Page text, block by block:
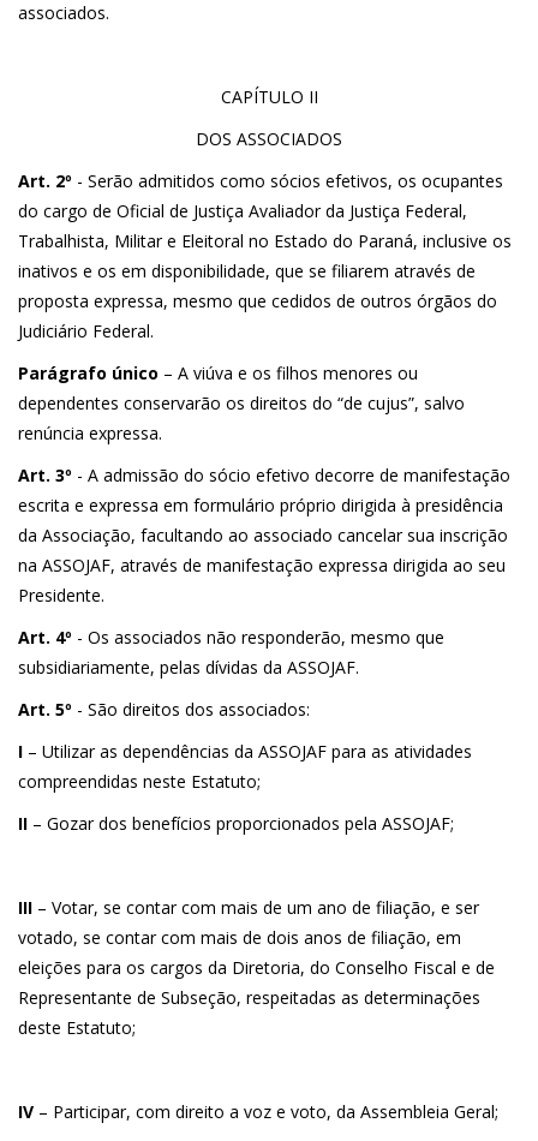
associados.
CAPÍTULO II
DOS ASSOCIADOS
Art. 2º - Serão admitidos como sócios efetivos, os ocupantes
do cargo de Oficial de Justiça Avaliador da Justiça Federal,
Trabalhista, Militar e Eleitoral no Estado do Paraná, inclusive os
inativos e os em disponibilidade, que se filiarem através de
proposta expressa, mesmo que cedidos de outros órgãos do
Judiciário Federal.
Parágrafo único – A viúva e os filhos menores ou
dependentes conservarão os direitos do “de cujus”, salvo
renúncia expressa.
Art. 3º - A admissão do sócio efetivo decorre de manifestação
escrita e expressa em formulário próprio dirigida à presidência
da Associação, facultando ao associado cancelar sua inscrição
na ASSOJAF, através de manifestação expressa dirigida ao seu
Presidente.
Art. 4º - Os associados não responderão, mesmo que
subsidiariamente, pelas dívidas da ASSOJAF.
Art. 5º - São direitos dos associados:
I – Utilizar as dependências da ASSOJAF para as atividades
compreendidas neste Estatuto;
II – Gozar dos benefícios proporcionados pela ASSOJAF;
III – Votar, se contar com mais de um ano de filiação, e ser
votado, se contar com mais de dois anos de filiação, em
eleições para os cargos da Diretoria, do Conselho Fiscal e de
Representante de Subseção, respeitadas as determinações
deste Estatuto;
IV – Participar, com direito a voz e voto, da Assembleia Geral;